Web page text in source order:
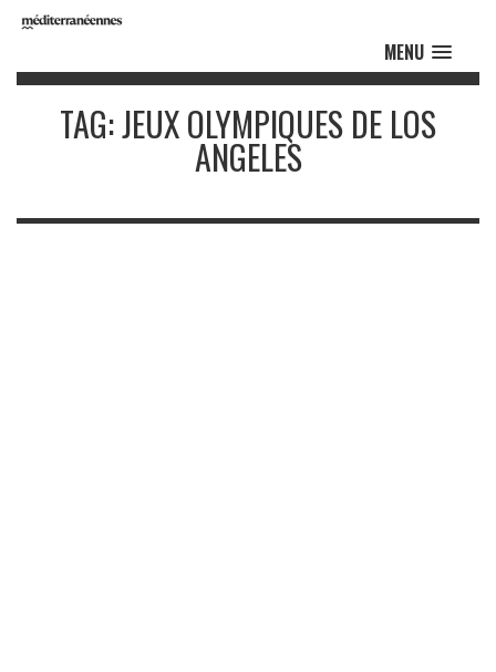
MENU
TAG: JEUX OLYMPIQUES DE LOS
ANGELES